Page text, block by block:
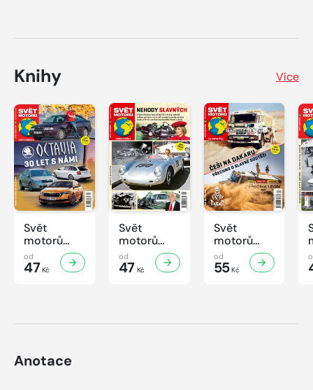
Knihy Více
Svět
motorů
Knihovnička
2/2026
od
47 Kč
Svět
motorů
Knihovnička
1/2026
od
47 Kč
Svět
motorů
Knihovnička
4/2025
od
55Kč
Anotace